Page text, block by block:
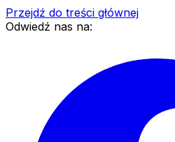
Przejdź do treści głównej
Odwiedź nas na: